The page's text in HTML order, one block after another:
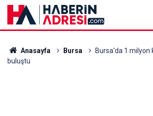
Anasayfa Bursa
Bursa'da 1 milyon
buluştu